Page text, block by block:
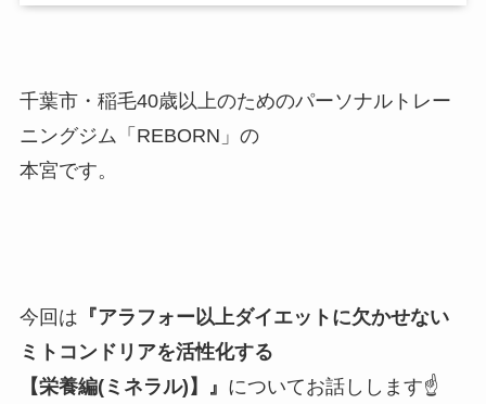
千葉市・稲毛40歳以上のためのパーソナルトレー
ニングジム「REBORN」の
本宮です。
今回は 『アラフォー以上ダイエットに欠かせない
ミトコンドリアを活性化する
【栄養編(ミネラル)】』 についてお話しします☝️